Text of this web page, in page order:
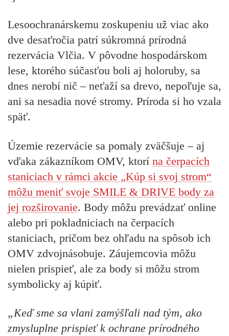
Lesoochranárskemu zoskupeniu už viac ako
dve desaťročia patrí súkromná prírodná
rezervácia Vlčia. V pôvodne hospodárskom
lese, ktorého súčasťou boli aj holoruby, sa
dnes nerobí nič – neťaží sa drevo, nepoľuje sa,
ani sa nesadia nové stromy. Príroda si ho vzala
späť.
Územie rezervácie sa pomaly zväčšuje – aj
vďaka zákazníkom OMV, ktorí na čerpacích
staniciach v rámci akcie „Kúp si svoj strom“
môžu meniť svoje SMILE & DRIVE body za
jej rozširovanie. Body môžu prevádzať online
alebo pri pokladniciach na čerpacích
staniciach, pričom bez ohľadu na spôsob ich
OMV zdvojnásobuje. Záujemcovia môžu
nielen prispieť, ale za body si môžu strom
symbolicky aj kúpiť.
„Keď sme sa vlani zamýšľali nad tým, ako
zmysluplne prispieť k ochrane prírodného